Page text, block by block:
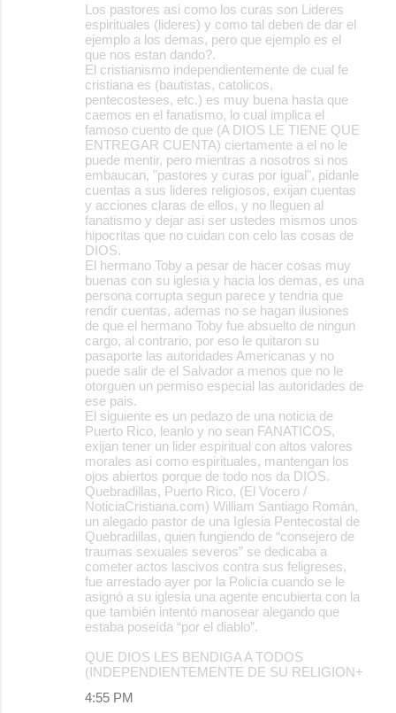
Los pastores asi como los curas son Lideres
espirituales (lideres) y como tal deben de dar el
ejemplo a los demas, pero que ejemplo es el
que nos estan dando?.
El cristianismo independientemente de cual fe
cristiana es (bautistas, catolicos,
pentecosteses, etc.) es muy buena hasta que
caemos en el fanatismo, lo cual implica el
famoso cuento de que (A DIOS LE TIENE QUE
ENTREGAR CUENTA) ciertamente a el no le
puede mentir, pero mientras a nosotros si nos
embaucan, "pastores y curas por igual", pidanle
cuentas a sus lideres religiosos, exijan cuentas
y acciones claras de ellos, y no lleguen al
fanatismo y dejar asi ser ustedes mismos unos
hipocritas que no cuidan con celo las cosas de
DIOS.
El hermano Toby a pesar de hacer cosas muy
buenas con su iglesia y hacia los demas, es una
persona corrupta segun parece y tendria que
rendir cuentas, ademas no se hagan ilusiones
de que el hermano Toby fue absuelto de ningun
cargo, al contrario, por eso le quitaron su
pasaporte las autoridades Americanas y no
puede salir de el Salvador a menos que no le
otorguen un permiso especial las autoridades de
ese pais.
El siguiente es un pedazo de una noticia de
Puerto Rico, leanlo y no sean FANATICOS,
exijan tener un lider espiritual con altos valores
morales asi como espirituales, mantengan los
ojos abiertos porque de todo nos da DIOS.
Quebradillas, Puerto Rico, (El Vocero /
NoticiaCristiana.com) William Santiago Román,
un alegado pastor de una Iglesia Pentecostal de
Quebradillas, quien fungiendo de “consejero de
traumas sexuales severos” se dedicaba a
cometer actos lascivos contra sus feligreses,
fue arrestado ayer por la Policía cuando se le
asignó a su iglesia una agente encubierta con la
que también intentó manosear alegando que
estaba poseída “por el diablo”.
QUE DIOS LES BENDIGA A TODOS
(INDEPENDIENTEMENTE DE SU RELIGION+
4:55 PM